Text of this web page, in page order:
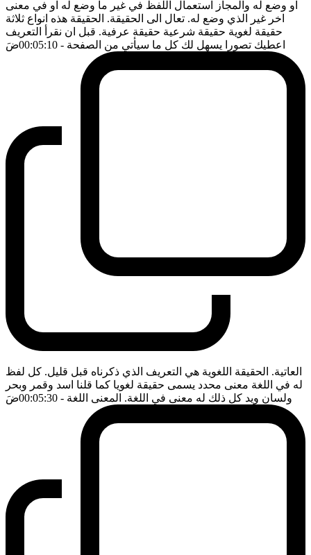
او وضع له والمجاز استعمال اللفظ في غير ما وضع له او في معنى
اخر غير الذي وضع له. تعال الى الحقيقة. الحقيقة هذه انواع ثلاثة
حقيقة لغوية حقيقة شرعية حقيقة عرفية. قبل ان نقرأ التعريف
اعطيك تصورا يسهل لك كل ما سيأتي من الصفحة - 00:05:10 ضَ
العاتية. الحقيقة اللغوية هي التعريف الذي ذكرناه قبل قليل. كل لفظ
له في اللغة معنى محدد يسمى حقيقة لغويا كما قلنا اسد وقمر وبحر
ولسان ويد كل ذلك له معنى في اللغة. المعنى اللغة - 00:05:30 ضَ